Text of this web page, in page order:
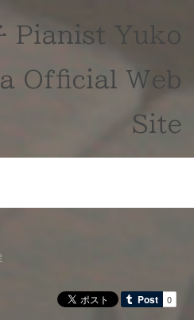
Pianist Yuko
Official Web
Site